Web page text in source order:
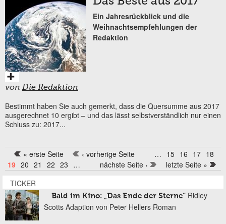
Ein Jahresrückblick und die
Weihnachtsempfehlungen der
Redaktion
von Die Redaktion
Bestimmt haben Sie auch gemerkt, dass die Quersumme aus 2017
ausgerechnet 10 ergibt – und das lässt selbstverständlich nur einen
Schluss zu: 2017...
Seiten
« erste Seite ‹ vorherige Seite … 15 16 17 18
19 20 21 22 23 … nächste Seite ›
letzte Seite »
TICKER
Bald im Kino: „Das Ende der Sterne“ Ridley
Scotts Adaption von Peter Hellers Roman